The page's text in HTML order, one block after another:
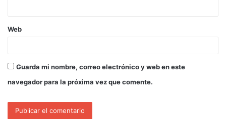
Web
Guarda mi nombre, correo electrónico y web en este
navegador para la próxima vez que comente.